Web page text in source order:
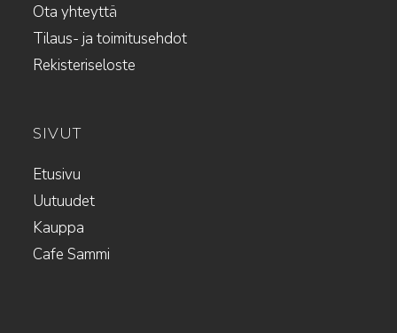
Ota yhteyttä
Tilaus- ja toimitusehdot
Rekisteriseloste
SIVUT
Etusivu
Uutuudet
Kauppa
Cafe Sammi